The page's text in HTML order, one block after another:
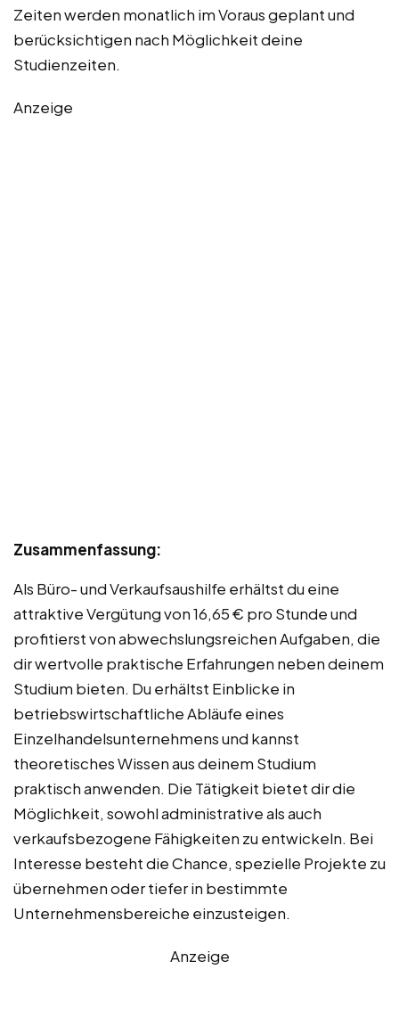
Zeiten werden monatlich im Voraus geplant und
berücksichtigen nach Möglichkeit deine
Studienzeiten.
Anzeige
Zusammenfassung:
Als Büro- und Verkaufsaushilfe erhältst du eine
attraktive Vergütung von 16,65 € pro Stunde und
profitierst von abwechslungsreichen Aufgaben, die
dir wertvolle praktische Erfahrungen neben deinem
Studium bieten. Du erhältst Einblicke in
betriebswirtschaftliche Abläufe eines
Einzelhandelsunternehmens und kannst
theoretisches Wissen aus deinem Studium
praktisch anwenden. Die Tätigkeit bietet dir die
Möglichkeit, sowohl administrative als auch
verkaufsbezogene Fähigkeiten zu entwickeln. Bei
Interesse besteht die Chance, spezielle Projekte zu
übernehmen oder tiefer in bestimmte
Unternehmensbereiche einzusteigen.
Anzeige